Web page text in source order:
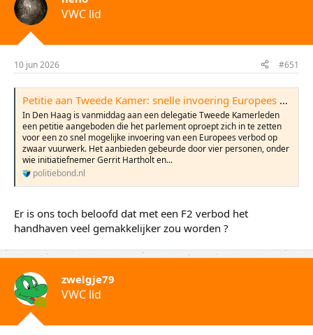
r
i
n
n
VWC lid
10 jun 2026 #651
Petitie aan Tweede Kamer: snelle invoering Europees verbod op zwaar vuurwerk gewenst - Nederlandse Politiebond
In Den Haag is vanmiddag aan een delegatie Tweede Kamerleden
een petitie aangeboden die het parlement oproept zich in te zetten
voor een zo snel mogelijke invoering van een Europees verbod op
zwaar vuurwerk. Het aanbieden gebeurde door vier personen, onder
wie initiatiefnemer Gerrit Hartholt en...
politiebond.nl
Er is ons toch beloofd dat met een F2 verbod het
handhaven veel gemakkelijker zou worden ?
zwelgje79
VWC lid